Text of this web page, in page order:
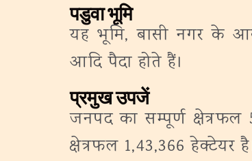
पडुवा भूमि
यह भूमि, बासी नगर के
आदि पैदा होते हैं।
प्रमुख उपजें
जनपद का सम्पूर्ण
क्षेत्रफल 1,43,366